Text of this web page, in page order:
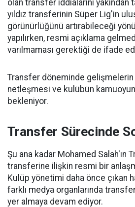
olan transfer iddialarını yakından
yıldız transferinin Süper Lig'in
görünürlüğünü artırabileceği
yapılırken, resmi açıklama
varılmaması gerektiği de ifade
Transfer döneminde
netleşmesi ve kulübün
bekleniyor.
Transfer Sürecinde
Şu ana kadar Mohamed Salah'ın
transferine ilişkin resmi bir
Kulüp yönetimi daha önce çıkan
farklı medya organlarında
yer almaya devam ediyor.